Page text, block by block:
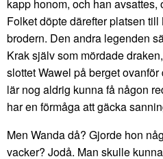
kapp honom, och han
Folket döpte därefter platsen
brodern. Den andra legenden
Krak själv som mördade
slottet Wawel på berget
lär nog aldrig kunna få någon
har en förmåga att gäcka
Men Wanda då? Gjorde hon
vacker? Jodå. Man skulle